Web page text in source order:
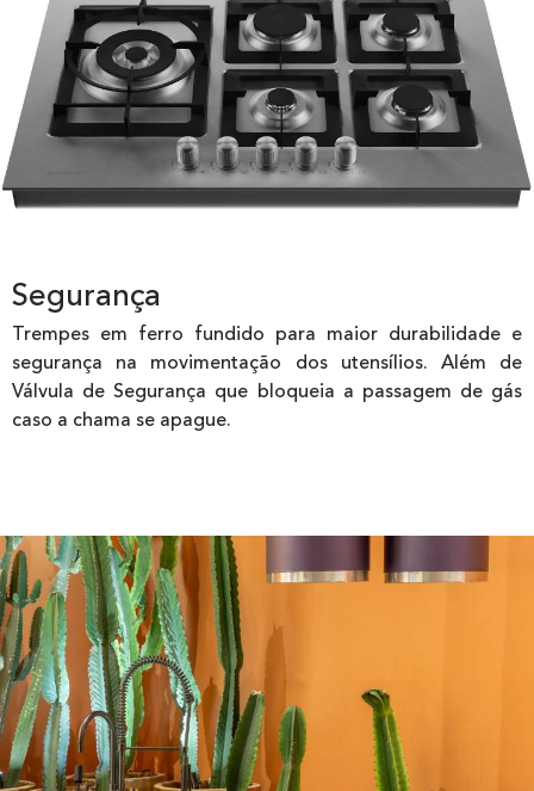
Segurança
Trempes em ferro fundido para maior durabilidade e
segurança na movimentação dos utensílios. Além de
Válvula de Segurança que bloqueia a passagem de gás
caso a chama se apague.